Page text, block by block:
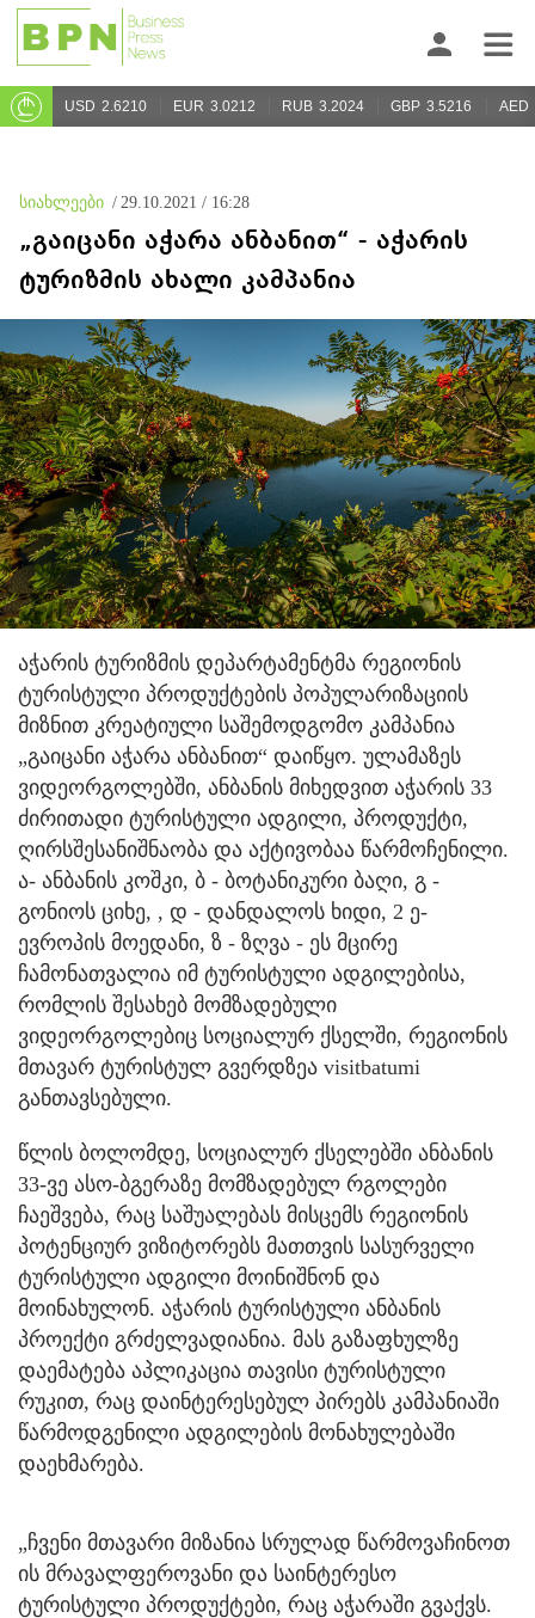
USD 2.6210 EUR 3.0212 RUB 3.2024 GBP 3.5216 AED
სიახლეები / 29.10.2021 / 16:28
„გაიცანი აჭარა ანბანით“ - აჭარის
ტურიზმის ახალი კამპანია
აჭარის ტურიზმის დეპარტამენტმა რეგიონის
ტურისტული პროდუქტების პოპულარიზაციის
მიზნით კრეატიული საშემოდგომო კამპანია
„გაიცანი აჭარა ანბანით“ დაიწყო. ულამაზეს
ვიდეორგოლებში, ანბანის მიხედვით აჭარის 33
ძირითადი ტურისტული ადგილი, პროდუქტი,
ღირსშესანიშნაობა და აქტივობაა წარმოჩენილი.
ა- ანბანის კოშკი, ბ - ბოტანიკური ბაღი, გ -
გონიოს ციხე, , დ - დანდალოს ხიდი, 2 ე-
ევროპის მოედანი, ზ - ზღვა - ეს მცირე
ჩამონათვალია იმ ტურისტული ადგილებისა,
რომლის შესახებ მომზადებული
ვიდეორგოლებიც სოციალურ ქსელში, რეგიონის
მთავარ ტურისტულ გვერდზეა visitbatumi
განთავსებული.
წლის ბოლომდე, სოციალურ ქსელებში ანბანის
33-ვე ასო-ბგერაზე მომზადებულ რგოლები
ჩაეშვება, რაც საშუალებას მისცემს რეგიონის
პოტენციურ ვიზიტორებს მათთვის სასურველი
ტურისტული ადგილი მოინიშნონ და
მოინახულონ. აჭარის ტურისტული ანბანის
პროექტი გრძელვადიანია. მას გაზაფხულზე
დაემატება აპლიკაცია თავისი ტურისტული
რუკით, რაც დაინტერესებულ პირებს კამპანიაში
წარმოდგენილი ადგილების მონახულებაში
დაეხმარება.
„ჩვენი მთავარი მიზანია სრულად წარმოვაჩინოთ
ის მრავალფეროვანი და საინტერესო
ტურისტული პროდუქტები, რაც აჭარაში გვაქვს.